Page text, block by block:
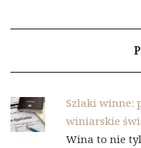
Szlaki winne:
winiarskie
Wina to nie